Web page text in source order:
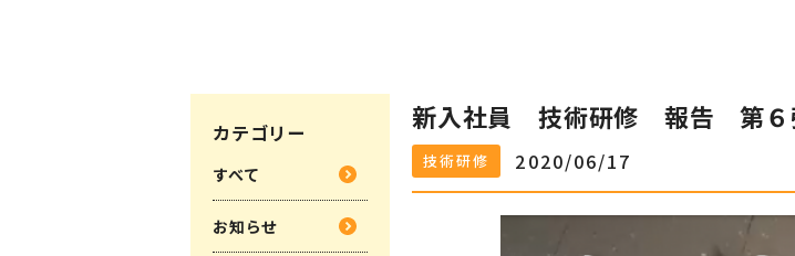
新入社員 技術研修 報告 第６
技術研修 2020/06/17
カテゴリー
すべて
お知らせ